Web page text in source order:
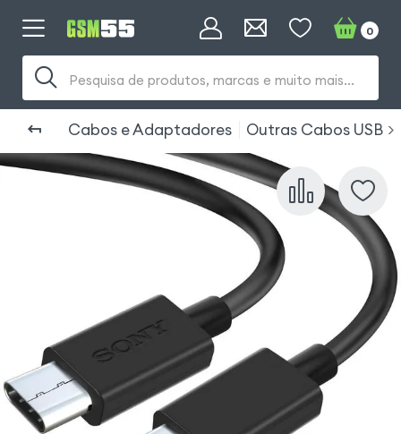
Pesquisa de produtos, marcas e muito mais...
0
Cabos e Adaptadores Outras Cabos USB